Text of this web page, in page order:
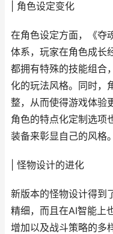
| 角色设定变化
在角色设定方面，《夺
体系，玩家在角色成长
都拥有特殊的技能组合
化的玩法风格。同时，
整，从而使得游戏体验
角色的特点化定制选项
装备来彰显自己的风格。
| 怪物设计的进化
新版本的怪物设计得到
精细，而且在AI智能上
增加以及战斗策略的多